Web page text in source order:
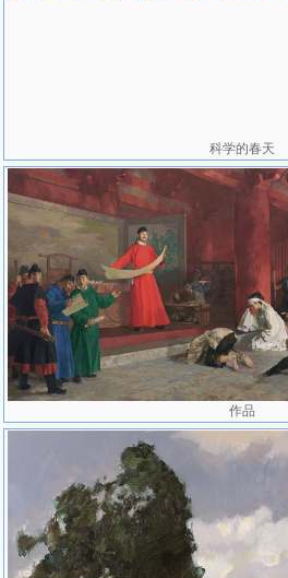
《当代素描教程》（与胡明哲合著）
《油画》高等艺术院校国家级重点
《丁一林画集》 广西美术出版社
《一幅画》 岭南美术出版社
《良师画室》——丁一林油画静物 人
《解构与重构》——绘画构图新概念
术出版社
《造形与形态》（与胡明哲合著）
《丁一林风景写生画集》 天津人民
《中央美术学院第二工作室》丁一林
《学院语境----丁一林卷》 中国民族
《中国当代名家精品----丁一林卷》
作品曾多次参加国内外重要画展。代
像》、《持琴者》系列、《岁月》风景
女》、《画家广军肖像》、《梦》系列
品获奖并被中国美术馆、中央美术学院
馆、宁波美术馆以及国内外人士收藏。
年表
科学的春天
作品